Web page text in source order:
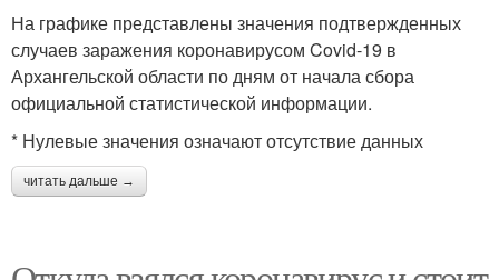
На графике представлены значения подтвержденных
случаев заражения коронавирусом Covid-19 в
Архангельской области по дням от начала сбора
официальной статистической информации.
* Нулевые значения означают отсутствие данных
читать дальше →